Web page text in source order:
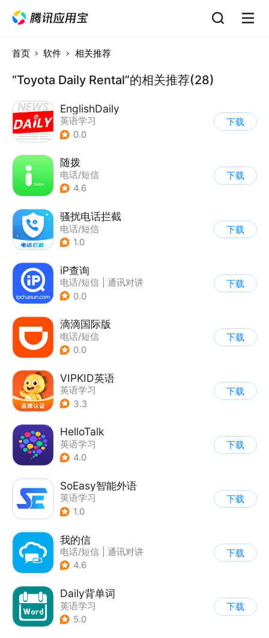
首页 软件 相关推荐
“Toyota Daily Rental”的相关推荐(28)
EnglishDaily
英语学习
0.0
下载
随拨
电话/短信
4.6
下载
骚扰电话拦截
电话/短信
1.0
下载
iP查询
电话/短信
通讯对讲
0.0
下载
滴滴国际版
电话/短信
0.0
下载
VIPKID英语
英语学习
3.3
下载
HelloTalk
英语学习
4.0
下载
SoEasy智能外语
英语学习
1.0
下载
我的信
电话/短信
通讯对讲
4.6
下载
Daily背单词
英语学习
5.0
下载